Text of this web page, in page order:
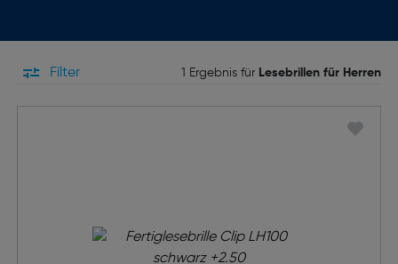
Filter 1 Ergebnis für Lesebrillen für Herren